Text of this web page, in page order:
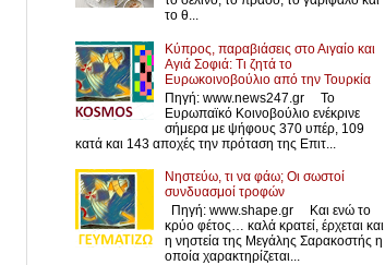
το θ...
Κύπρος, παραβιάσεις στο Αιγαίο και
Αγιά Σοφιά: Τι ζητά το
Ευρωκοινοβούλιο από την Τουρκία
Πηγή: www.news247.gr Το
Ευρωπαϊκό Κοινοβούλιο ενέκρινε
σήμερα με ψήφους 370 υπέρ, 109
κατά και 143 αποχές την πρόταση της Επιτ...
Νηστεύω, τι να φάω; Οι σωστοί
συνδυασμοί τροφών
Πηγή: www.shape.gr Και ενώ το
κρύο φέτος… καλά κρατεί, έρχεται και
η νηστεία της Μεγάλης Σαρακοστής η
οποία χαρακτηρίζεται...